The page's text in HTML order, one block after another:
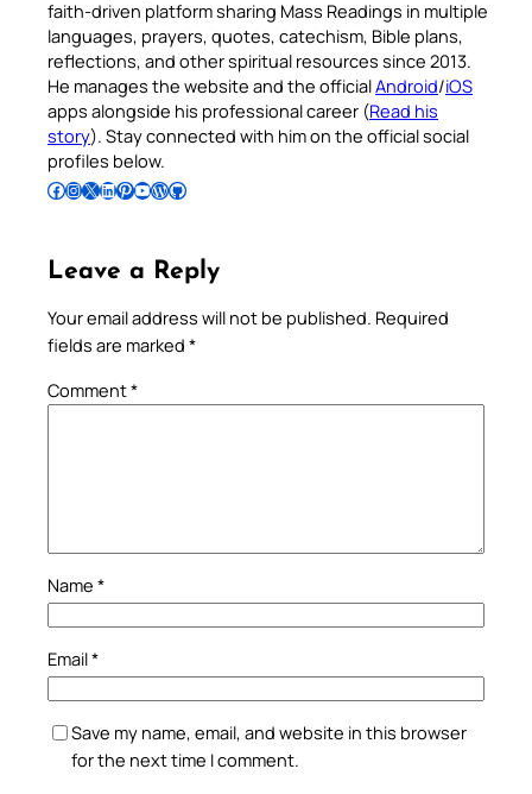
faith-driven platform sharing Mass Readings in multiple
languages, prayers, quotes, catechism, Bible plans,
reflections, and other spiritual resources since 2013.
He manages the website and the officialAndroid/iOS
apps alongside his professional career (Read his
story). Stay connected with him on the official social
profiles below.
Follow Pradeep on Facebook Follow Pradeep on InstagramFollow Pradeep on X Follow Pradeep on LinkedIn Follow Pradeep on Pinterest Subscribe to Pradeep’s Youtube Channel Follow Pradeep on WordPress Follow Pradeep on GitHub
Leave a Reply
Your email address will not be published. Required
fields are marked *
Comment*
Name *
Email*
Save my name, email, and website in this browser
for the next time I comment.